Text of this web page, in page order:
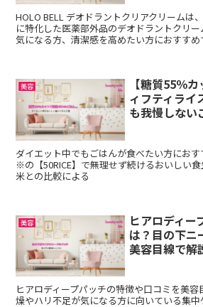
HOLO BELL デオドラントクリアクリームは
に特化した医薬部外品のデオドラントクリ
気になる方、清潔感を高めたい方におすすめ
美容
【糖質55％
ィフティライ
も我慢しない
ダイエット中でもごはんが食べたい方にお
※の【50RICE】で無理せず続けるおいしい
米との比較による
美容
ヒアロディー
は？目の下ニ
美容目線で解
ヒアロディープパッチの特徴や口コミを美
燥やハリ不足が気になる方に向いている集中